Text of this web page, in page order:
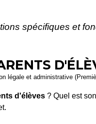
spécifiques et
légale et administrative
d'élèves ? Quel est